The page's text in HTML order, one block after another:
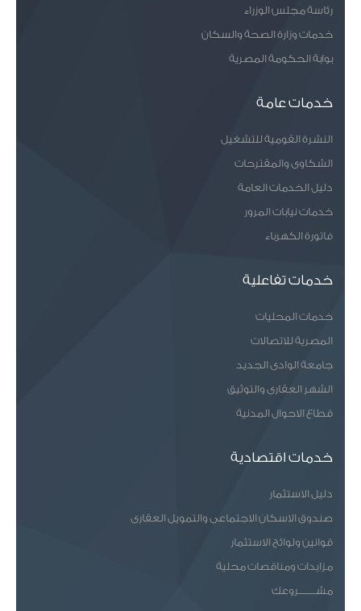
رئاسة مجلس الوزراء
خدمات وزارة الصحة والسكان
بوابة الحكومة المصرية
خدمات عامة
النشرة القومية للتشغيل
الشكاوى والمقترحات
دليل الخدمات العامة
خدمات نيابات المرور
فاتورة الكهرباء
خدمات تفاعلية
خدمات المحليات
المصرية للاتصالات
جامعة الوادى الجديد
الشهر العقارى والتوثيق
قطاع الاحوال المدنية
خدمات اقتصادية
دليل الاستثمار
صندوق الاسكان الاجتماعى والتمويل العقارى
قوانين ولوائح الاستثمار
مزايدات ومناقصات محلية
مشـــــــروعك